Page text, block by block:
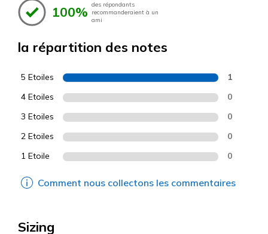
100% des répondants
recommanderaient à un
ami
la répartition des notes
5 Etoiles 1
4 Etoiles 0
3 Etoiles 0
2 Etoiles 0
1 Etoile 0
Comment nous collectons les commentaires
Sizing